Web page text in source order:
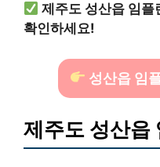
제주도 성산읍 임플
확인하세요!
성산읍 임
제주도 성산읍